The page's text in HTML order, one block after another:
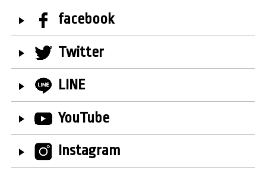
facebook
Twitter
LINE
YouTube
Instagram